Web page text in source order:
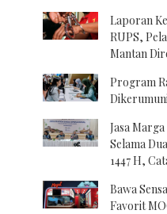
Laporan
RUPS,
Mantan
Program
Jasa
Selama
1447 H,
Bawa
Favorit